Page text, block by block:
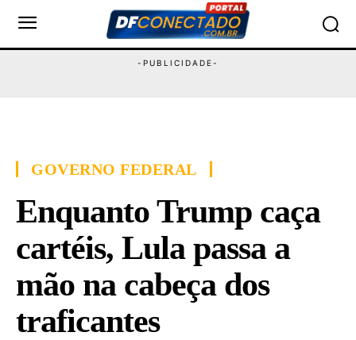
GOVERNO FEDERAL
Enquanto Trump caça
cartéis, Lula passa a
mão na cabeça dos
traficantes